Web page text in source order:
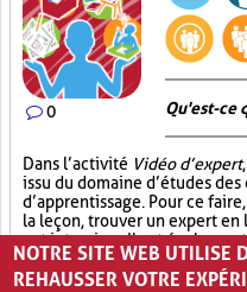
0 Qu'est-ce
Dans l’activité Vidéo d’expert
issu du domaine d’études
d’apprentissage. Pour ce
la leçon, trouver un expert
cet interview. Il est
trouver des vidéos déjà
sa classe, en respectant, bien
NOTRE SITE WEB UTILISE
REHAUSSER VOTRE